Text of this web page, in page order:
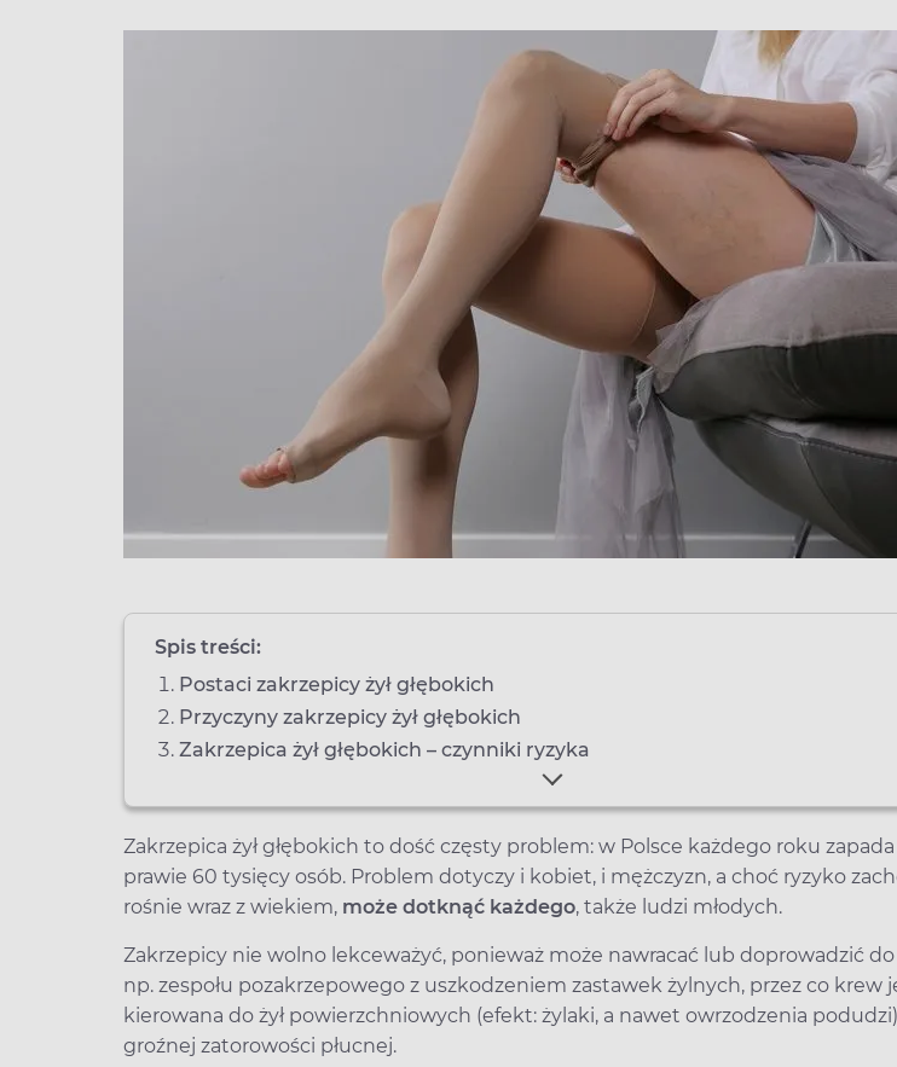
Spis treści:
Postaci zakrzepicy żył głębokich
Przyczyny zakrzepicy żył głębokich
Zakrzepica żył głębokich –­ czynniki ryzyka
Zakrzepica żył głębokich to dość częsty problem: w Polsce każdego roku
prawie 60 tysięcy osób. Problem dotyczy i kobiet, i mężczyzn, a choć ryzyko
rośnie wraz z wiekiem, może dotknąć każdego, także ludzi młodych.
Zakrzepicy nie wolno lekceważyć, ponieważ może nawracać lub doprowadzić do
np. zespołu pozakrzepowego z uszkodzeniem zastawek żylnych, przez co krew
kierowana do żył powierzchniowych (efekt: żylaki, a nawet owrzodzenia
groźnej zatorowości płucnej.